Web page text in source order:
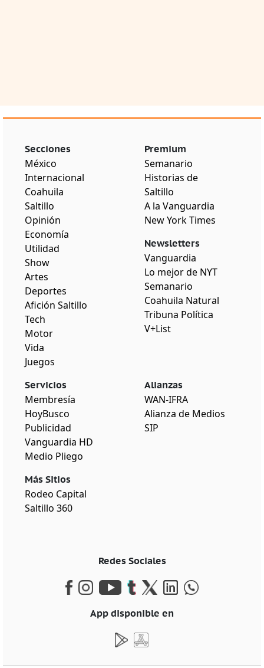
Secciones
México
Internacional
Coahuila
Saltillo
Opinión
Economía
Utilidad
Show
Artes
Deportes
Afición Saltillo
Tech
Motor
Vida
Juegos
Premium
Semanario
Historias de
Saltillo
A la Vanguardia
New York Times
Newsletters
Vanguardia
Lo mejor de NYT
Semanario
Coahuila Natural
Tribuna Política
V+List
Servicios
Membresía
HoyBusco
Publicidad
Vanguardia HD
Medio Pliego
Más Sitios
Rodeo Capital
Saltillo 360
Alianzas
WAN-IFRA
Alianza de Medios
SIP
Redes Sociales
App disponible en